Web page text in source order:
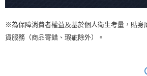
※為保障消費者權益及基於個人衛生考量，貼身
貨服務（商品寄錯、瑕疵除外）。